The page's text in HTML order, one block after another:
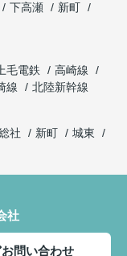
時に、一緒に来
た不備の点を見
て対応していた
下高瀬
新町
上毛電鉄
高崎線
線
北陸新幹線
社 新町
城東
社
お問い合わせ